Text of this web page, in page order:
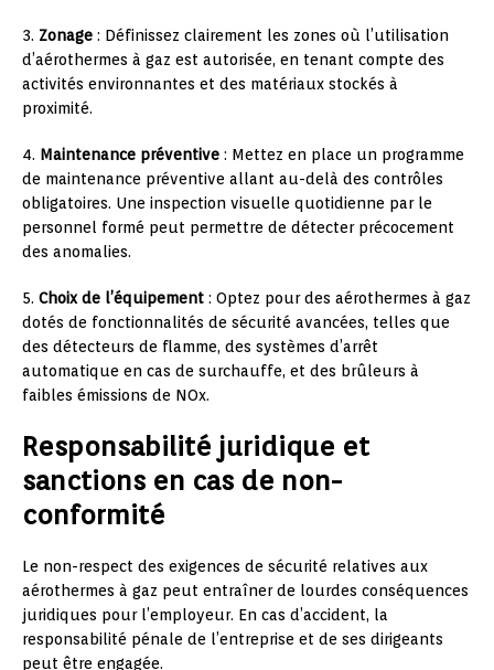
3. Zonage : Définissez clairement les zones où l’utilisation
d’aérothermes à gaz est autorisée, en tenant compte des
activités environnantes et des matériaux stockés à
proximité.
4. Maintenance préventive : Mettez en place un programme
de maintenance préventive allant au-delà des contrôles
obligatoires. Une inspection visuelle quotidienne par le
personnel formé peut permettre de détecter précocement
des anomalies.
5. Choix de l’équipement : Optez pour des aérothermes à gaz
dotés de fonctionnalités de sécurité avancées, telles que
des détecteurs de flamme, des systèmes d’arrêt
automatique en cas de surchauffe, et des brûleurs à
faibles émissions de NOx.
Responsabilité juridique et
sanctions en cas de non-
conformité
Le non-respect des exigences de sécurité relatives aux
aérothermes à gaz peut entraîner de lourdes conséquences
juridiques pour l’employeur. En cas d’accident, la
responsabilité pénale de l’entreprise et de ses dirigeants
peut être engagée.